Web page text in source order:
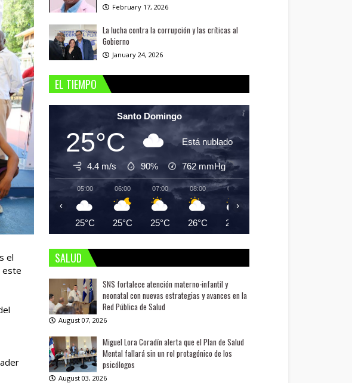
el
este
February 17, 2026
La lucha contra la corrupción y las críticas al
Gobierno
January 24, 2026
EL TIEMPO
Santo Domingo
25°C Está nublado
4.4 m/s 90% 762 mmHg
05:00
25°C
06:00
25°C
07:00
25°C
08:00
26°C
09:00
28°C
‹ ›
SALUD
SNS fortalece atención materno-infantil y
neonatal con nuevas estrategias y avances en la
Red Pública de Salud
August 07, 2026
Miguel Lora Coradín alerta que el Plan de Salud
Mental fallará sin un rol protagónico de los
psicólogos
August 03, 2026